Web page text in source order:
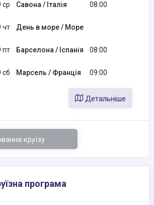
ср Савона / Італія 08:00
чт День в море / Море
пт Барселона / Іспанія 08:00
сб Марсель / Франція 09:00
Детальніше
круїзу
програма